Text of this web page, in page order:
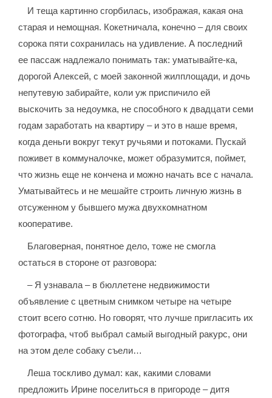
И теща картинно сгорбилась, изображая, какая она
старая и немощная. Кокетничала, конечно – для своих
сорока пяти сохранилась на удивление. А последний
ее пассаж надлежало понимать так: уматывайте-ка,
дорогой Алексей, с моей законной жилплощади, и дочь
непутевую забирайте, коли уж приспичило ей
выскочить за недоумка, не способного к двадцати семи
годам заработать на квартиру – и это в наше время,
когда деньги вокруг текут ручьями и потоками. Пускай
поживет в коммуналочке, может образумится, поймет,
что жизнь еще не кончена и можно начать все с начала.
Уматывайтесь и не мешайте строить личную жизнь в
отсуженном у бывшего мужа двухкомнатном
кооперативе.
Благоверная, понятное дело, тоже не смогла
остаться в стороне от разговора:
– Я узнавала – в бюллетене недвижимости
объявление с цветным снимком четыре на четыре
стоит всего сотню. Но говорят, что лучше пригласить их
фотографа, чтоб выбрал самый выгодный ракурс, они
на этом деле собаку съели…
Леша тоскливо думал: как, какими словами
предложить Ирине поселиться в пригороде – дитя